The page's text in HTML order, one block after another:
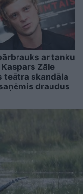
ar tanku
Kaspars Zāle
teātra skandāla
draudus